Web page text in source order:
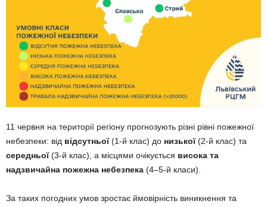
11 червня на території регіону прогнозують різні рівні пожежної
небезпеки: від відсутньої(1-й клас) до низької(2-й клас) та
середньої(3-й клас), а місцями очікується висока та
надзвичайна пожежна небезпека (4–5-й класи).
За таких погодних умов зростає ймовірність виникнення та